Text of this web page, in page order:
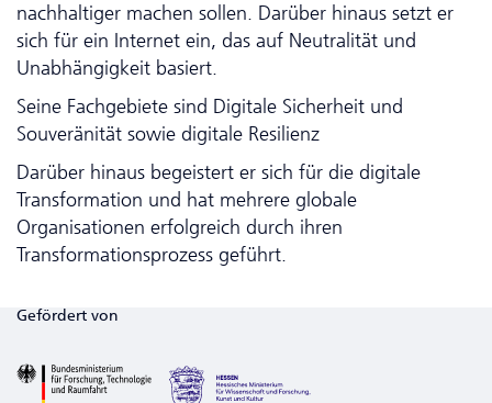
nachhaltiger machen sollen. Darüber hinaus setzt er
sich für ein Internet ein, das auf Neutralität und
Unabhängigkeit basiert.
Seine Fachgebiete sind Digitale Sicherheit und
Souveränität sowie digitale Resilienz
Darüber hinaus begeistert er sich für die digitale
Transformation und hat mehrere globale
Organisationen erfolgreich durch ihren
Transformationsprozess geführt.
Gefördert von